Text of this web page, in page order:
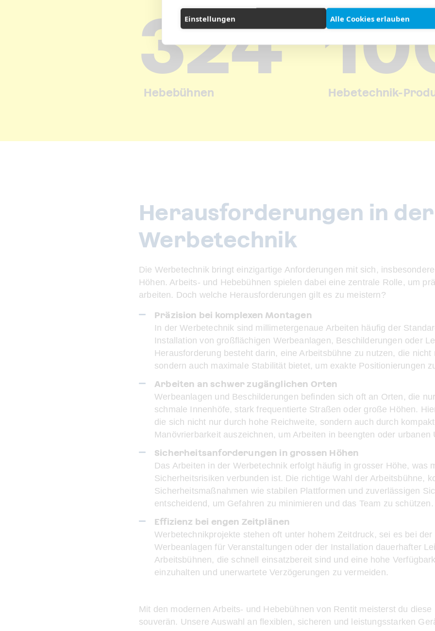
Einstellungen Alle Cookies erlauben
418
Hebebühnen Hebetechnik-
Herausforderungen in der
Werbetechnik
Die Werbetechnik bringt einzigartige Anforderungen mit sich,
Höhen. Arbeits- und Hebebühnen spielen dabei eine zentrale Rolle, um
arbeiten. Doch welche Herausforderungen gilt es zu meistern?
Präzision bei komplexen Montagen
In der Werbetechnik sind millimetergenaue Arbeiten häufig der
Installation von großflächigen Werbeanlagen, Beschilderungen oder
Herausforderung besteht darin, eine Arbeitsbühne zu nutzen, die
sondern auch maximale Stabilität bietet, um exakte Positionierungen
Arbeiten an schwer zugänglichen Orten
Werbeanlagen und Beschilderungen befinden sich oft an Orten, die
schmale Innenhöfe, stark frequentierte Straßen oder große Höhen.
die sich nicht nur durch hohe Reichweite, sondern auch durch
Manövrierbarkeit auszeichnen, um Arbeiten in beengten oder
Sicherheitsanforderungen in grossen Höhen
Das Arbeiten in der Werbetechnik erfolgt häufig in grosser Höhe, was
Sicherheitsrisiken verbunden ist. Die richtige Wahl der Arbeitsbühne,
Sicherheitsmaßnahmen wie stabilen Plattformen und zuverlässigen
entscheidend, um Gefahren zu minimieren und das Team zu schützen.
Effizienz bei engen Zeitplänen
Werbetechnikprojekte stehen oft unter hohem Zeitdruck, sei es bei
Werbeanlagen für Veranstaltungen oder der Installation dauerhafter
Arbeitsbühnen, die schnell einsatzbereit sind und eine hohe
einzuhalten und unerwartete Verzögerungen zu vermeiden.
Mit den modernen Arbeits- und Hebebühnen von Rentit meisterst du
souverän. Unsere Auswahl an flexiblen, sicheren und leistungsstarken